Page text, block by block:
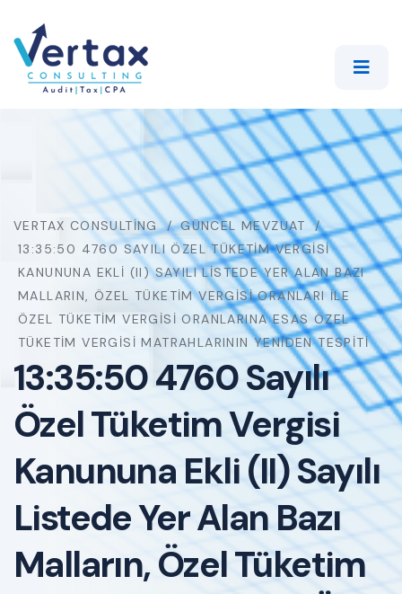
VERTAX CONSULTING
GÜNCEL MEVZUAT
13:35:50 4760 SAYILI ÖZEL TÜKETIM VERGISI
KANUNUNA EKLI (II) SAYILI LISTEDE YER ALAN BAZI
MALLARIN, ÖZEL TÜKETIM VERGISI ORANLARI ILE
ÖZEL TÜKETIM VERGISI ORANLARINA ESAS ÖZEL
TÜKETIM VERGISI MATRAHLARININ YENIDEN TESPITI
13:35:50 4760 Sayılı
Özel Tüketim Vergisi
Kanununa Ekli (II) Sayılı
Listede Yer Alan Bazı
Malların, Özel Tüketim